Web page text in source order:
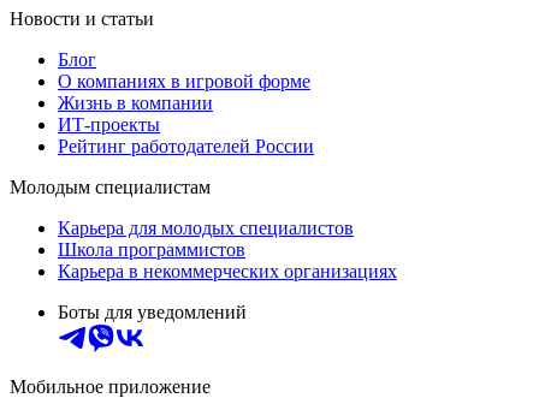
Новости и статьи
Блог
О компаниях в игровой форме
Жизнь в компании
ИТ-проекты
Рейтинг работодателей России
Молодым специалистам
Карьера для молодых специалистов
Школа программистов
Карьера в некоммерческих организациях
Боты для уведомлений
Мобильное приложение